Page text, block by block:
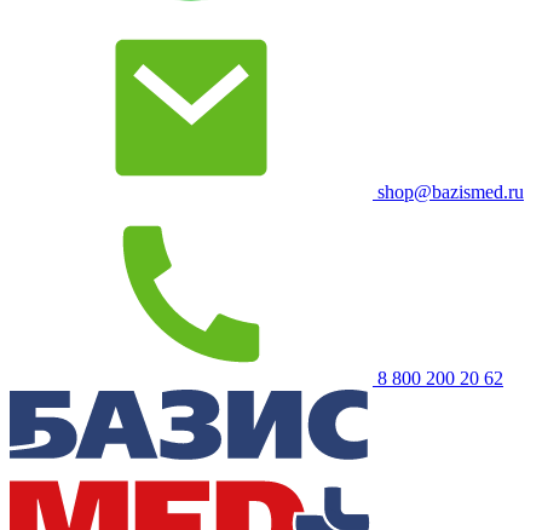
shop@bazismed.ru
8 800 200 20 62